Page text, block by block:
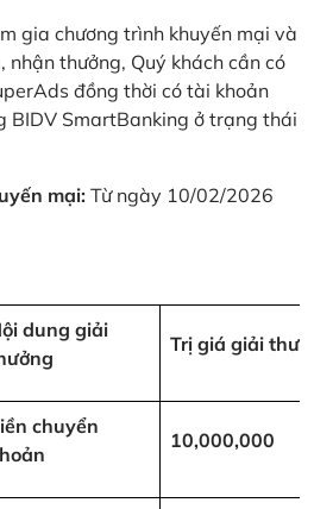
gia chương trình khuyến mại và
thưởng, Quý khách cần có
đồng thời có tài khoản
BIDV SmartBanking ở trạng thái
mại: Từ ngày 10/02/2026
dung giải
Trị giá giải
chuyển
10,000,000